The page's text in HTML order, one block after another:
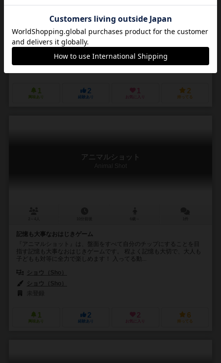
－ － ー 0件
1
興味あり
2
経験あり
1
お気に入り
2
持ってる
アニマルショット
Animal Shot
記憶も大事なおはじきゲーム
『アニマルショット』は、盤面をすべて自分のチップにすることを目
指す記憶も大事なおはじきゲームです。 程よく記憶も大切で、大人も
子どもも対等に全力で楽しめます！ 入ってる動...
ショウ（Sho）
ショウ（Sho）
1
興味あり
2
経験あり
2
お気に入り
6
持ってる